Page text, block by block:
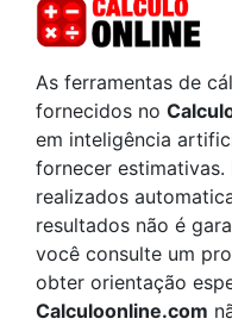
As ferramentas de
fornecidos no
em inteligência
fornecer estimativas.
realizados
resultados não é
você consulte um
obter orientação
Calculoonline.com